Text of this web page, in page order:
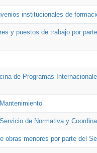
institucionales de
y puestos de trabajo por
de Programas
de Normativa y
obras menores por parte del